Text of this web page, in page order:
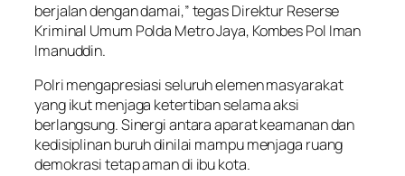
berjalan dengan damai,” tegas Direktur Reserse
Kriminal Umum Polda Metro Jaya, Kombes Pol Iman
Imanuddin.
Polri mengapresiasi seluruh elemen masyarakat
yang ikut menjaga ketertiban selama aksi
berlangsung. Sinergi antara aparat keamanan dan
kedisiplinan buruh dinilai mampu menjaga ruang
demokrasi tetap aman di ibu kota.